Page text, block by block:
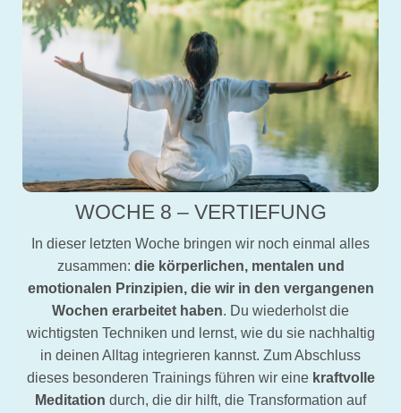
WOCHE 8 – VERTIEFUNG
In dieser letzten Woche bringen wir noch einmal alles
zusammen: die körperlichen, mentalen und
emotionalen Prinzipien, die wir in den vergangenen
Wochen erarbeitet haben. Du wiederholst die
wichtigsten Techniken und lernst, wie du sie nachhaltig
in deinen Alltag integrieren kannst. Zum Abschluss
dieses besonderen Trainings führen wir eine kraftvolle
Meditation durch, die dir hilft, die Transformation auf